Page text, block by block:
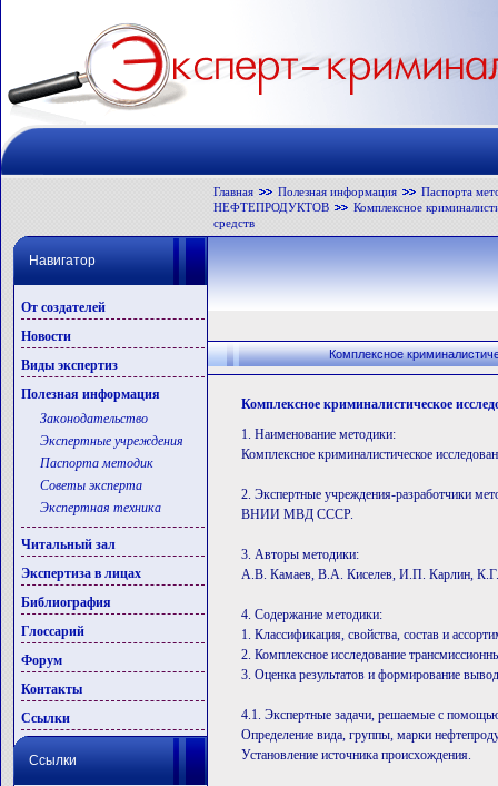
Главная Полезная информация
Паспорта
НЕФТЕПРОДУКТОВ
Комплексное
средств
Навигатор
От создателей
Новости
Виды экспертиз
Полезная информация
Законодательство
Экспертные учреждения
Паспорта методик
Советы эксперта
Экспертная техника
Читальный зал
Экспертиза в лицах
Библиография
Глоссарий
Форум
Контакты
Ссылки
Ссылки
Комплексное
Комплексное криминалистическое
1. Наименование методики:
Комплексное криминалистическое
2. Экспертные учреждения-разработчики
ВНИИ МВД СССР.
3. Авторы методики:
А.В. Камаев, В.А. Киселев, И.П. Карлин,
4. Содержание методики:
1. Классификация, свойства, состав и
2. Комплексное исследование
3. Оценка результатов и формирование
4.1. Экспертные задачи, решаемые с
Определение вида, группы, марки
Установление источника происхождения.